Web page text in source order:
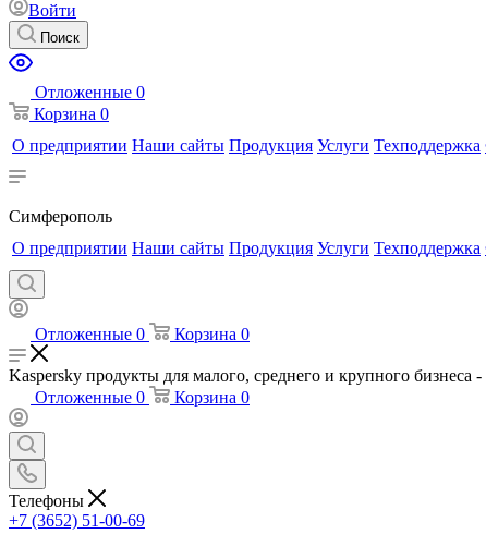
Войти
Поиск
Отложенные 0
Корзина 0
О предприятии Наши сайты Продукция Услуги Техподдержка
Симферополь
О предприятии Наши сайты Продукция Услуги Техподдержка
Отложенные 0 Корзина 0
Kaspersky продукты для малого, среднего и крупного
Отложенные 0 Корзина 0
Телефоны
+7 (3652) 51-00-69